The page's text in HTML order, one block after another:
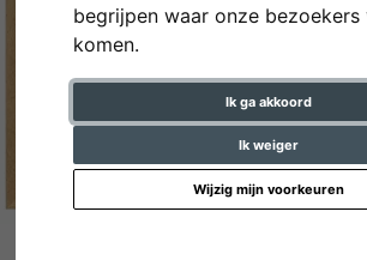
begrijpen waar onze bezoekers
komen.
Ik ga akkoord
Ik weiger
Wijzig mijn voorkeuren